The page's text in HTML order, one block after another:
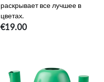
раскрывает все лучшее в
цветах.
€19.00